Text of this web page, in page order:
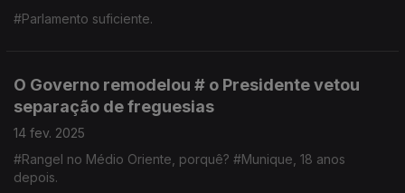
#Parlamento suficiente.
O Governo remodelou # o Presidente vetou
separação de freguesias
14 fev. 2025
#Rangel no Médio Oriente, porquê? #Munique, 18 anos
depois.